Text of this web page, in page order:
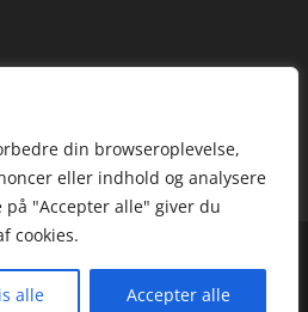
din browseroplevelse,
eller indhold og analysere
på "Accepter alle" giver du
cookies.
alle Accepter alle
er et affiiliatesite, og nogle